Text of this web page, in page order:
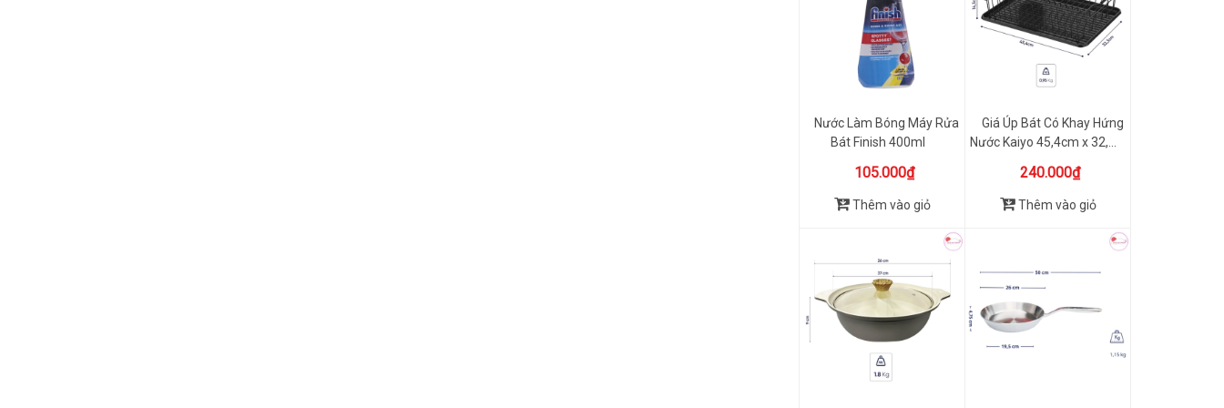
Nước Làm Bóng Máy Rửa
Bát Finish 400ml
105.000₫
Thêm vào giỏ
Giá Úp Bát Có Khay Hứng
Nước Kaiyo 45,4cm x 32,...
240.000₫
Thêm vào giỏ